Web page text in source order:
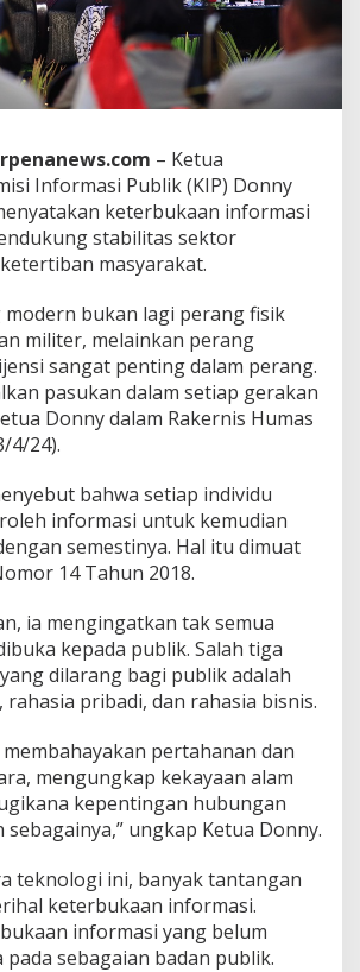
I
n
f
o
r
s
i
P
u
b
l
k
B
s
a
M
e
u
k
u
n
t
a
b
i
t
a
s
S
k
t
o
r
K
– Ketua
Informasi Publik (KIP) Donny
keterbukaan informasi
stabilitas sektor
masyarakat.
modern bukan lagi perang fisik
militer, melainkan perang
sangat penting dalam perang.
pasukan dalam setiap gerakan
Donny dalam Rakernis Humas
4/24).
bahwa setiap individu
informasi untuk kemudian
semestinya. Hal itu dimuat
14 Tahun 2018.
ia mengingatkan tak semua
kepada publik. Salah tiga
dilarang bagi publik adalah
rahasia pribadi, dan rahasia bisnis.
pertahanan dan
mengungkap kekayaan alam
kepentingan hubungan
ungkap Ketua Donny.
teknologi ini, banyak tantangan
keterbukaan informasi.
informasi yang belum
pada sebagaian badan publik.